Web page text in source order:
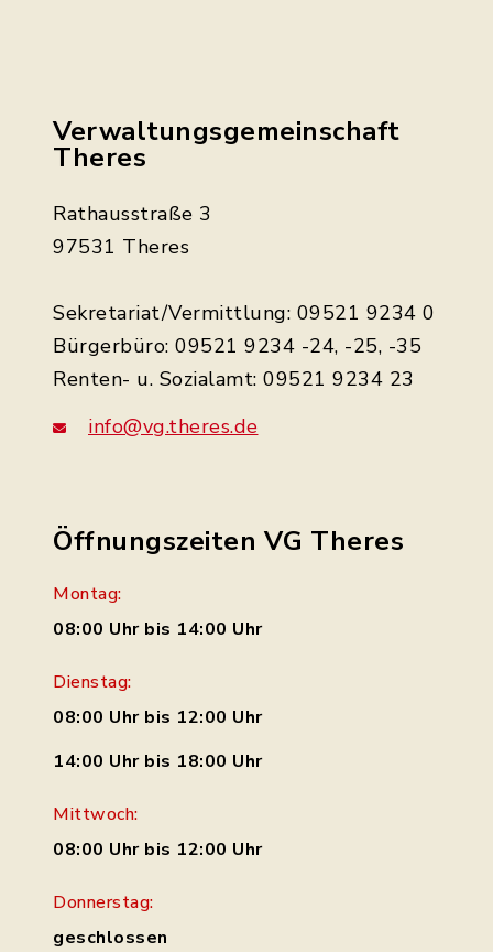
Verwaltungsgemeinschaft
Theres
Rathausstraße 3
97531 Theres
Sekretariat/Vermittlung: 09521 9234 0
Bürgerbüro: 09521 9234 -24, -25, -35
Renten- u. Sozialamt: 09521 9234 23
info@vg.theres.de
Öffnungszeiten VG Theres
Montag:
08:00 Uhr bis 14:00 Uhr
Dienstag:
08:00 Uhr bis 12:00 Uhr
14:00 Uhr bis 18:00 Uhr
Mittwoch:
08:00 Uhr bis 12:00 Uhr
Donnerstag:
geschlossen